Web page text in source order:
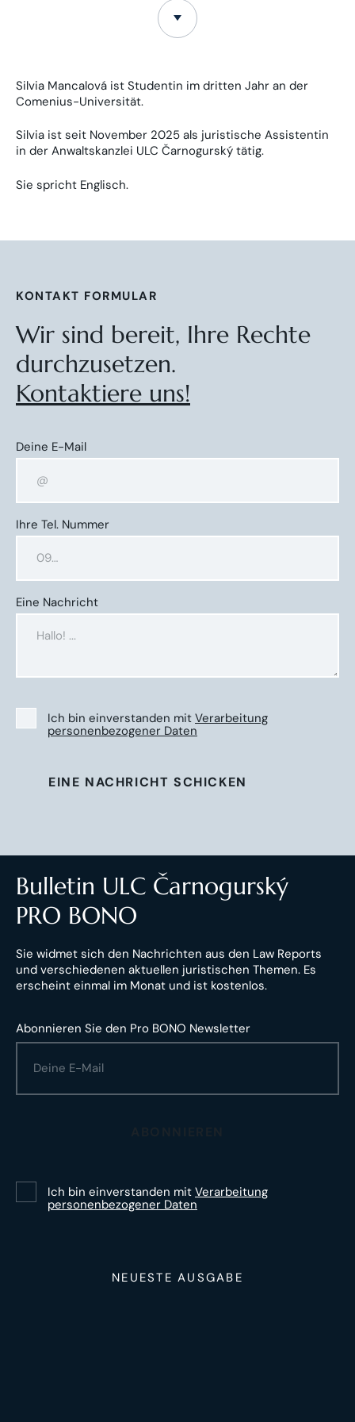
Silvia Mancalová ist Studentin im dritten Jahr an der
Comenius-Universität.
Silvia ist seit November 2025 als juristische Assistentin
in der Anwaltskanzlei ULC Čarnogurský tätig.
Sie spricht Englisch.
KONTAKT FORMULAR
Wir sind bereit, Ihre Rechte
durchzusetzen.
Kontaktiere uns!
Deine E-Mail
Ihre Tel. Nummer
Eine Nachricht
Ich bin einverstanden mit Verarbeitung
personenbezogener Daten
EINE NACHRICHT SCHICKEN
Bulletin ULC Čarnogurský
PRO BONO
Sie widmet sich den Nachrichten aus den Law Reports
und verschiedenen aktuellen juristischen Themen. Es
erscheint einmal im Monat und ist kostenlos.
Abonnieren Sie den Pro BONO Newsletter
Ich bin einverstanden mit Verarbeitung
personenbezogener Daten
NEUESTE AUSGABE